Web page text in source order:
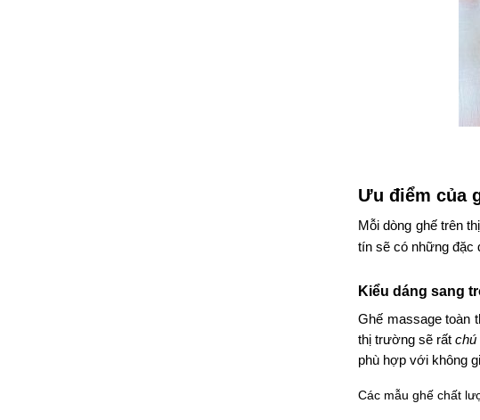
Ưu điểm của
Mỗi dòng ghế trên
tín sẽ có những đặc
Kiểu dáng sang
Ghế massage toàn
thị trường sẽ rất chú
phù hợp với không
Các mẫu ghế chất